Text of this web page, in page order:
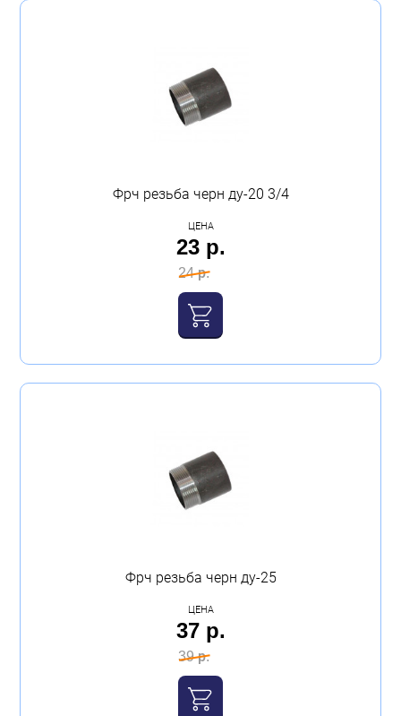
Фрч резьба черн ду-20 3/4
ЦЕНА
23 р.
24 р.
Фрч резьба черн ду-25
ЦЕНА
37 р.
39 р.